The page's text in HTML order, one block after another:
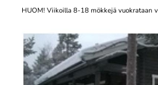
HUOM! Viikoilla 8-18 mökkejä vuokrataan